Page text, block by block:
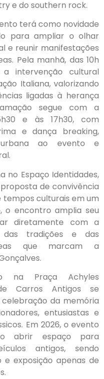
e do southern rock.
terá como novidade
para ampliar o olhar
e reunir manifestações
Pela manhã, das 10h
intervenção cultural
Italiana, valorizando
ligadas à herança
segue com a
e às 17h30, com
e dança breaking,
ao evento e
no Espaço Identidades,
de convivência
culturais em um
o encontro amplia seu
diretamente com a
das tradições e das
que marcam a
na Praça Achyles
Carros Antigos se
da memória
entusiastas e
Em 2026, o evento
abrir espaço para
antigos, sendo
exposição apenas de